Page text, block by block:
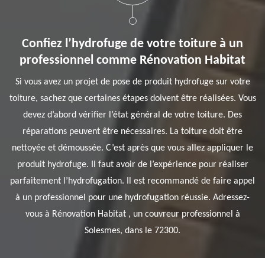
Confiez l’hydrofuge de votre toiture à un
professionnel comme Rénovation Habitat
Si vous avez un projet de pose de produit hydrofuge sur votre
toiture, sachez que certaines étapes doivent être réalisées. Vous
devez d’abord vérifier l’état général de votre toiture. Des
réparations peuvent être nécessaires. La toiture doit être
nettoyée et démoussée. C’est après que vous allez appliquer le
produit hydrofuge. Il faut avoir de l’expérience pour réaliser
parfaitement l’hydrofugation. Il est recommandé de faire appel
à un professionnel pour une hydrofugation réussie. Adressez-
vous à Rénovation Habitat , un couvreur professionnel à
Solesmes, dans le 72300.